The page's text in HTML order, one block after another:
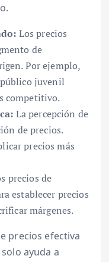
Los precios
de
Por ejemplo,
juvenil
competitivo.
La percepción de
de precios.
precios más
precios de
establecer precios
márgenes.
precios efectiva
ayuda a